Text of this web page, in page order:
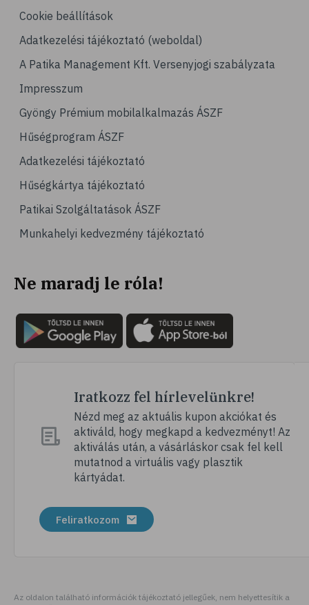
# szolárium
# köröm
# körömápolás
# fertőtlenítés
# méz
# jód
# szájápolás
# fogápolás
# szájvíz
# klórhexidin
# fogérzékenység
# fogíny
# fogkrém
# dentin
# fogszabályozás
# fog
Cookie beállítások
Adatkezelési tájékoztató (weboldal)
A Patika Management Kft. Versenyjogi szabályzata
Impresszum
Gyöngy Prémium mobilalkalmazás ÁSZF
Hűségprogram ÁSZF
Adatkezelési tájékoztató
Hűségkártya tájékoztató
Patikai Szolgáltatások ÁSZF
Munkahelyi kedvezmény tájékoztató
Ne maradj le róla!
Iratkozz fel hírlevelünkre!
Nézd meg az aktuális kupon akciókat és
aktiváld, hogy megkapd a kedvezményt! Az
aktiválás után, a vásárláskor csak fel kell
mutatnod a virtuális vagy plasztik
kártyádat.
Feliratkozom
Az oldalon található információk tájékoztató jellegűek, nem helyettesítik a